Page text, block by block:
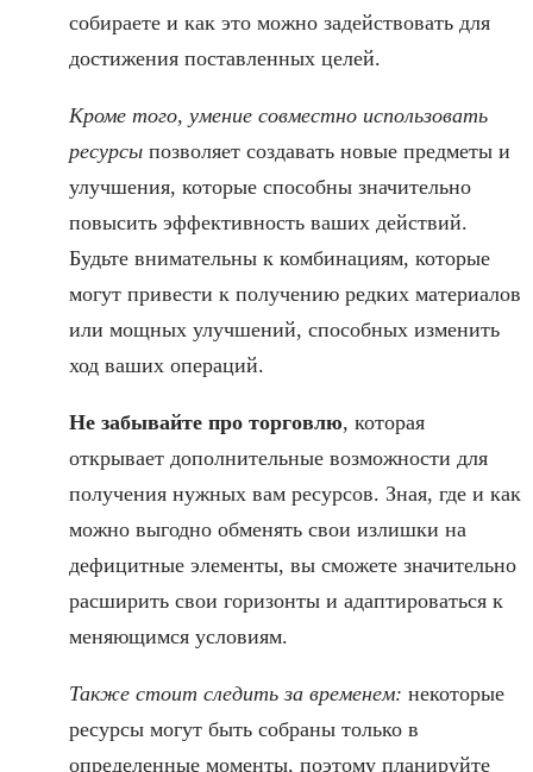
собираете и как это можно задействовать для
достижения поставленных целей.
Кроме того, умение совместно использовать
ресурсы позволяет создавать новые предметы и
улучшения, которые способны значительно
повысить эффективность ваших действий.
Будьте внимательны к комбинациям, которые
могут привести к получению редких материалов
или мощных улучшений, способных изменить
ход ваших операций.
Не забывайте про торговлю, которая
открывает дополнительные возможности для
получения нужных вам ресурсов. Зная, где и как
можно выгодно обменять свои излишки на
дефицитные элементы, вы сможете значительно
расширить свои горизонты и адаптироваться к
меняющимся условиям.
Также стоит следить за временем: некоторые
ресурсы могут быть собраны только в
определенные моменты, поэтому планируйте